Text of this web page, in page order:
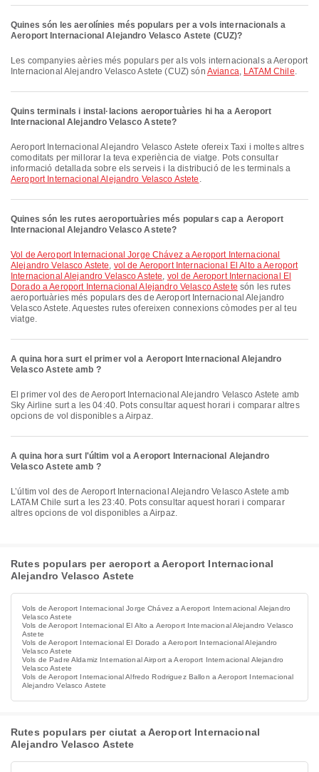
Quines són les aerolínies més populars per a vols internacionals a
Aeroport Internacional Alejandro Velasco Astete (CUZ)?
Les companyies aèries més populars per als vols internacionals a Aeroport
Internacional Alejandro Velasco Astete (CUZ) són Avianca, LATAM Chile.
Quins terminals i instal·lacions aeroportuàries hi ha a Aeroport
Internacional Alejandro Velasco Astete?
Aeroport Internacional Alejandro Velasco Astete ofereix Taxi i moltes altres
comoditats per millorar la teva experiència de viatge. Pots consultar
informació detallada sobre els serveis i la distribució de les terminals a
Aeroport Internacional Alejandro Velasco Astete .
Quines són les rutes aeroportuàries més populars cap a Aeroport
Internacional Alejandro Velasco Astete?
vol de Aeroport Internacional Jorge Chávez a Aeroport Internacional
Alejandro Velasco Astete, vol de Aeroport Internacional El Alto a Aeroport
Internacional Alejandro Velasco Astete, vol de Aeroport Internacional El
Dorado a Aeroport Internacional Alejandro Velasco Astete són les rutes
aeroportuàries més populars des de Aeroport Internacional Alejandro
Velasco Astete. Aquestes rutes ofereixen connexions còmodes per al teu
viatge.
A quina hora surt el primer vol a Aeroport Internacional Alejandro
Velasco Astete amb ?
El primer vol des de Aeroport Internacional Alejandro Velasco Astete amb
Sky Airline surt a les 04:40. Pots consultar aquest horari i comparar altres
opcions de vol disponibles a Airpaz.
A quina hora surt l'últim vol a Aeroport Internacional Alejandro
Velasco Astete amb ?
L’últim vol des de Aeroport Internacional Alejandro Velasco Astete amb
LATAM Chile surt a les 23:40. Pots consultar aquest horari i comparar
altres opcions de vol disponibles a Airpaz.
Rutes populars per aeroport a Aeroport Internacional
Alejandro Velasco Astete
Vols de Aeroport Internacional Jorge Chávez a Aeroport Internacional Alejandro
Velasco Astete
Vols de Aeroport Internacional El Alto a Aeroport Internacional Alejandro Velasco
Astete
Vols de Aeroport Internacional El Dorado a Aeroport Internacional Alejandro
Velasco Astete
Vols de Padre Aldamiz International Airport a Aeroport Internacional Alejandro
Velasco Astete
Vols de Aeroport Internacional Alfredo Rodriguez Ballon a Aeroport Internacional
Alejandro Velasco Astete
Rutes populars per ciutat a Aeroport Internacional
Alejandro Velasco Astete